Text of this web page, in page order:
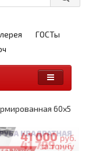
ГОСТы
60x5